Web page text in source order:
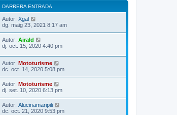
DARRERA ENTRADA
Autor: Xgal
dg. maig 23, 2021 8:17 am
Autor: Airald
dj. oct. 15, 2020 4:40 pm
Autor: Mototurisme
dc. oct. 14, 2020 5:08 pm
Autor: Mototurisme
dj. set. 10, 2020 6:13 pm
Autor: Alucinamaripili
dc. oct. 21, 2020 9:53 pm